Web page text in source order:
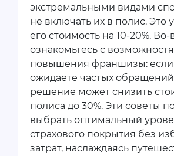
экстремальными видами
не включать их в полис. Это
его стоимость на 10-20%. Во-
ознакомьтесь с
повышения франшизы:
ожидаете частых
решение может снизить
полиса до 30%. Эти советы
выбрать оптимальный
страхового покрытия без
затрат, наслаждаясь